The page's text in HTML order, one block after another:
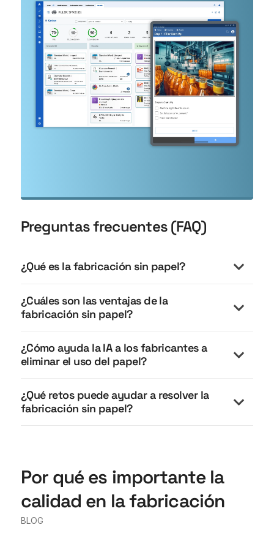
Preguntas frecuentes (FAQ)
¿Qué es la fabricación sin papel?
¿Cuáles son las ventajas de la
fabricación sin papel?
¿Cómo ayuda la IA a los fabricantes a
eliminar el uso del papel?
¿Qué retos puede ayudar a resolver la
fabricación sin papel?
Por qué es importante la
calidad en la fabricación
BLOG